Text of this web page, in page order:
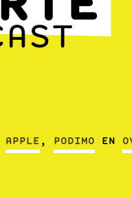
APPLE , PODIMO EN